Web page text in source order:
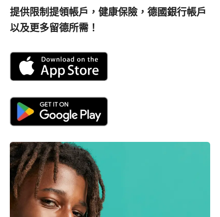
提供限制提領帳戶，健康保險，德國銀行帳戶
以及更多留德所需！